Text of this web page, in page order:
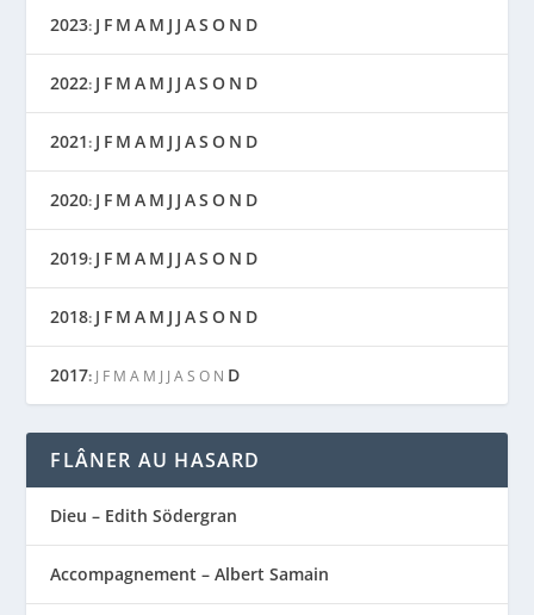
2023: J F M A M J J AS O N D
2022: J F M A M J J AS O N D
2021: J F M A M J J AS O N D
2020: J F M A M J J AS O N D
2019: J F M A M J J AS O N D
2018: J F M A M J J AS O N D
2017: J F M A M J J A S O N D
FLÂNER AU HASARD
Dieu – Edith Södergran
Accompagnement – Albert Samain